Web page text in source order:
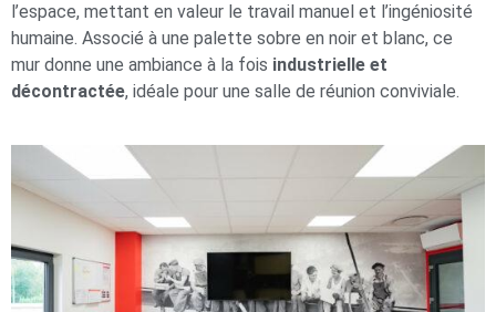
l’espace, mettant en valeur le travail manuel et l’ingéniosité
humaine. Associé à une palette sobre en noir et blanc, ce
mur donne une ambiance à la fois industrielle et
décontractée, idéale pour une salle de réunion conviviale.